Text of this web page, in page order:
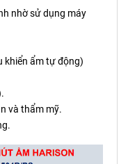
nhờ sử dụng máy
khiển ẩm tự động)
và thẩm mỹ.